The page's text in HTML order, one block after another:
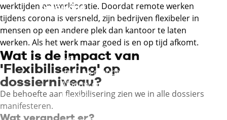
omgeving
Metaal en metalektro
Technische installaties
en systemen
Infra
Hout en meubel
Afbouw en onderhoud
Bouw en
werktijden en werklocatie. Doordat remote werken
tijdens corona is versneld, zijn bedrijven flexibeler in
mensen op een andere plek dan kantoor te laten
werken. Als het werk maar goed is en op tijd afkomt.
Wat is de impact van
'Flexibilisering' op
dossierniveau?
De behoefte aan flexibilisering zien we in alle dossiers
manifesteren.
Wat verandert er?